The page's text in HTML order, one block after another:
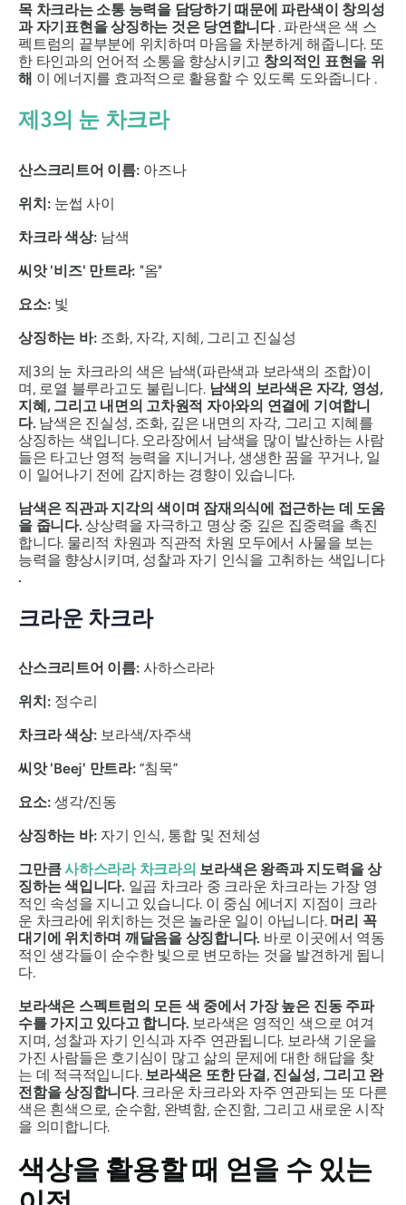
목 차크라는 소통 능력을 담당하기 때문에 파란색이 창의성
과 자기표현을 상징하는 것은 당연합니다. 파란색은색 스
펙트럼의 끝부분에 위치하며 마음을 차분하게 해줍니다. 또
한 타인과의 언어적 소통을 향상시키고 창의적인 표현을 위
해 이 에너지를 효과적으로 활용할 수 있도록 도와줍니다 .
제3의 눈 차크라
산스크리트어 이름: 아즈나
위치: 눈썹 사이
차크라 색상: 남색
씨앗 '비즈' 만트라: "옴"
요소: 빛
상징하는 바: 조화, 자각, 지혜, 그리고 진실성
제3의 눈 차크라의 색은 남색(파란색과 보라색의 조합)이
며, 로열 블루라고도 불립니다. 남색의 보라색은 자각, 영성,
지혜, 그리고 내면의 고차원적 자아와의 연결에 기여합니
다. 남색은 진실성, 조화, 깊은 내면의 자각, 그리고 지혜를
상징하는 색입니다.오라장에서 남색을 많이 발산하는 사람
들은 타고난 영적 능력을 지니거나, 생생한 꿈을 꾸거나, 일
이 일어나기 전에 감지하는 경향이 있습니다.
남색은 직관과 지각의 색이며 잠재의식에 접근하는 데 도움
을 줍니다. 상상력을 자극하고 명상 중 깊은 집중력을 촉진
합니다. 물리적 차원과 직관적 차원 모두에서 사물을 보는
능력을 향상시키며, 성찰과 자기 인식을 고취하는 색입니다
.
크라운 차크라
산스크리트어 이름: 사하스라라
위치: 정수리
차크라 색상: 보라색/자주색
씨앗 'Beej' 만트라: “침묵”
요소: 생각/진동
상징하는 바: 자기 인식, 통합 및 전체성
그만큼사하스라라 차크라의 보라색은 왕족과 지도력을 상
징하는 색입니다. 일곱 차크라 중 크라운 차크라는 가장 영
적인 속성을 지니고 있습니다. 이 중심 에너지 지점이 크라
운 차크라에 위치하는 것은 놀라운 일이 아닙니다. 머리 꼭
대기에 위치하며 깨달음을 상징합니다. 바로 이곳에서 역동
적인 생각들이 순수한 빛으로 변모하는 것을 발견하게 됩니
다.
보라색은 스펙트럼의 모든 색 중에서 가장 높은 진동 주파
수를 가지고 있다고 합니다. 보라색은 영적인 색으로 여겨
지며, 성찰과 자기 인식과 자주 연관됩니다. 보라색 기운을
가진 사람들은 호기심이 많고 삶의 문제에 대한 해답을 찾
는 데 적극적입니다. 보라색은 또한 단결, 진실성, 그리고 완
전함을 상징합니다. 크라운 차크라와 자주 연관되는 또 다른
색은 흰색으로, 순수함, 완벽함, 순진함, 그리고 새로운 시작
을 의미합니다.
색상을 활용할 때 얻을 수 있는